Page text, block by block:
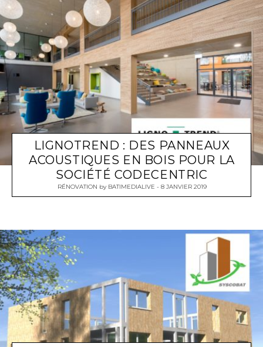
LIGNOTREND : DES PANNEAUX
ACOUSTIQUES EN BOIS POUR LA
SOCIÉTÉ CODECENTRIC
RÉNOVATION by BATIMEDIALIVE 8 JANVIER 2019